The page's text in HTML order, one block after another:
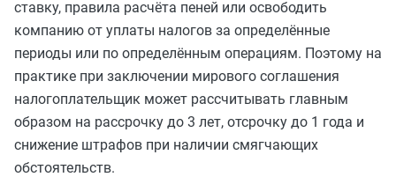
ставку, правила расчёта пеней или освободить
компанию от уплаты налогов за определённые
периоды или по определённым операциям. Поэтому на
практике при заключении мирового соглашения
налогоплательщик может рассчитывать главным
образом на рассрочку до 3 лет, отсрочку до 1 года и
снижение штрафов при наличии смягчающих
обстоятельств.